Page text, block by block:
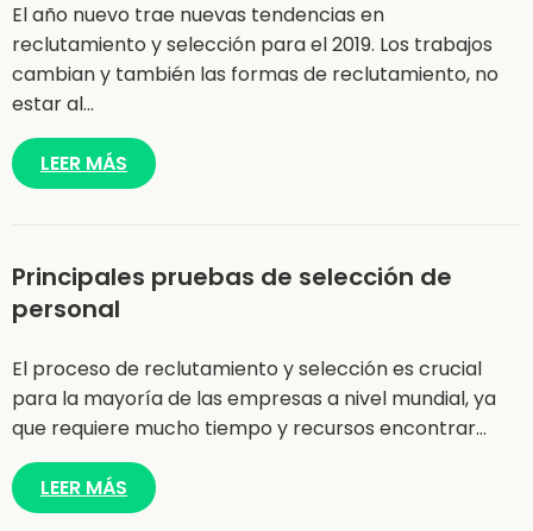
El año nuevo trae nuevas tendencias en
reclutamiento y selección para el 2019. Los trabajos
cambian y también las formas de reclutamiento, no
estar al…
LEER MÁS
Principales pruebas de selección de
personal
El proceso de reclutamiento y selección es crucial
para la mayoría de las empresas a nivel mundial, ya
que requiere mucho tiempo y recursos encontrar…
LEER MÁS